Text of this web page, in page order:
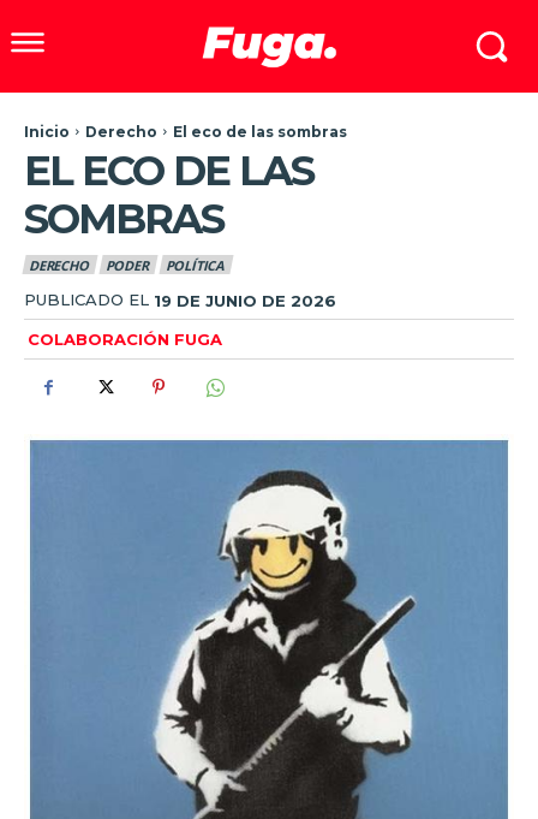
Inicio Derecho El eco de las sombras
EL ECO DE LAS
SOMBRAS
DERECHO PODER POLÍTICA
PUBLICADO EL 19 DE JUNIO DE 2026
COLABORACIÓN FUGA